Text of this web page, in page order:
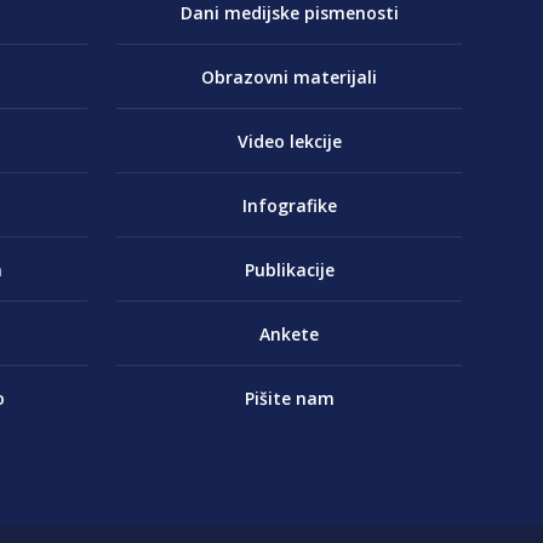
Dani medijske pismenosti
Obrazovni materijali
Video lekcije
Infografike
Publikacije
Ankete
Pišite nam